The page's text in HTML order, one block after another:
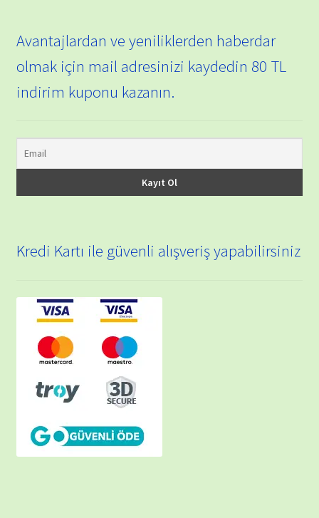
Avantajlardan ve yeniliklerden haberdar
olmak için mail adresinizi kaydedin 80 TL
indirim kuponu kazanın.
Kredi Kartı ile güvenli alışveriş yapabilirsiniz